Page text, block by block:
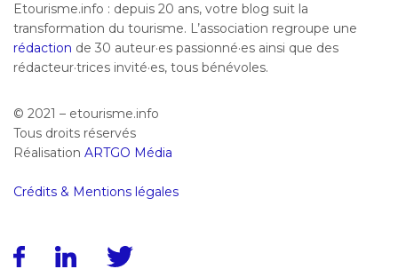
Etourisme.info : depuis 20 ans, votre blog suit la
transformation du tourisme. L’association regroupe une
rédaction de 30 auteur·es passionné·es ainsi que des
rédacteur·trices invité·es, tous bénévoles.
© 2021 – etourisme.info
Tous droits réservés
Réalisation ARTGO Média
Crédits & Mentions légales